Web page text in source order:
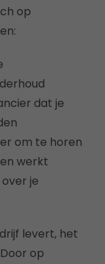
op
dat je
om te horen
werkt
je
levert, het
op